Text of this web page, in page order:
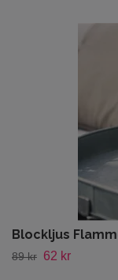
Blockljus
89 kr 62 kr